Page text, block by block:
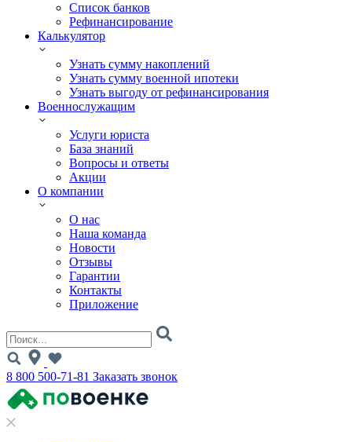
Список банков
Рефинансирование
Калькулятор
Узнать сумму накоплений
Узнать сумму военной ипотеки
Узнать выгоду от рефинансирования
Военнослужащим
Услуги юриста
База знаний
Вопросы и ответы
Акции
О компании
О нас
Наша команда
Новости
Отзывы
Гарантии
Контакты
Приложение
8 800 500-71-81 Заказать звонок